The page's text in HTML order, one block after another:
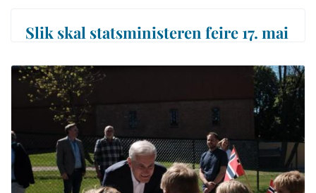
Slik skal statsministeren feire 17. mai